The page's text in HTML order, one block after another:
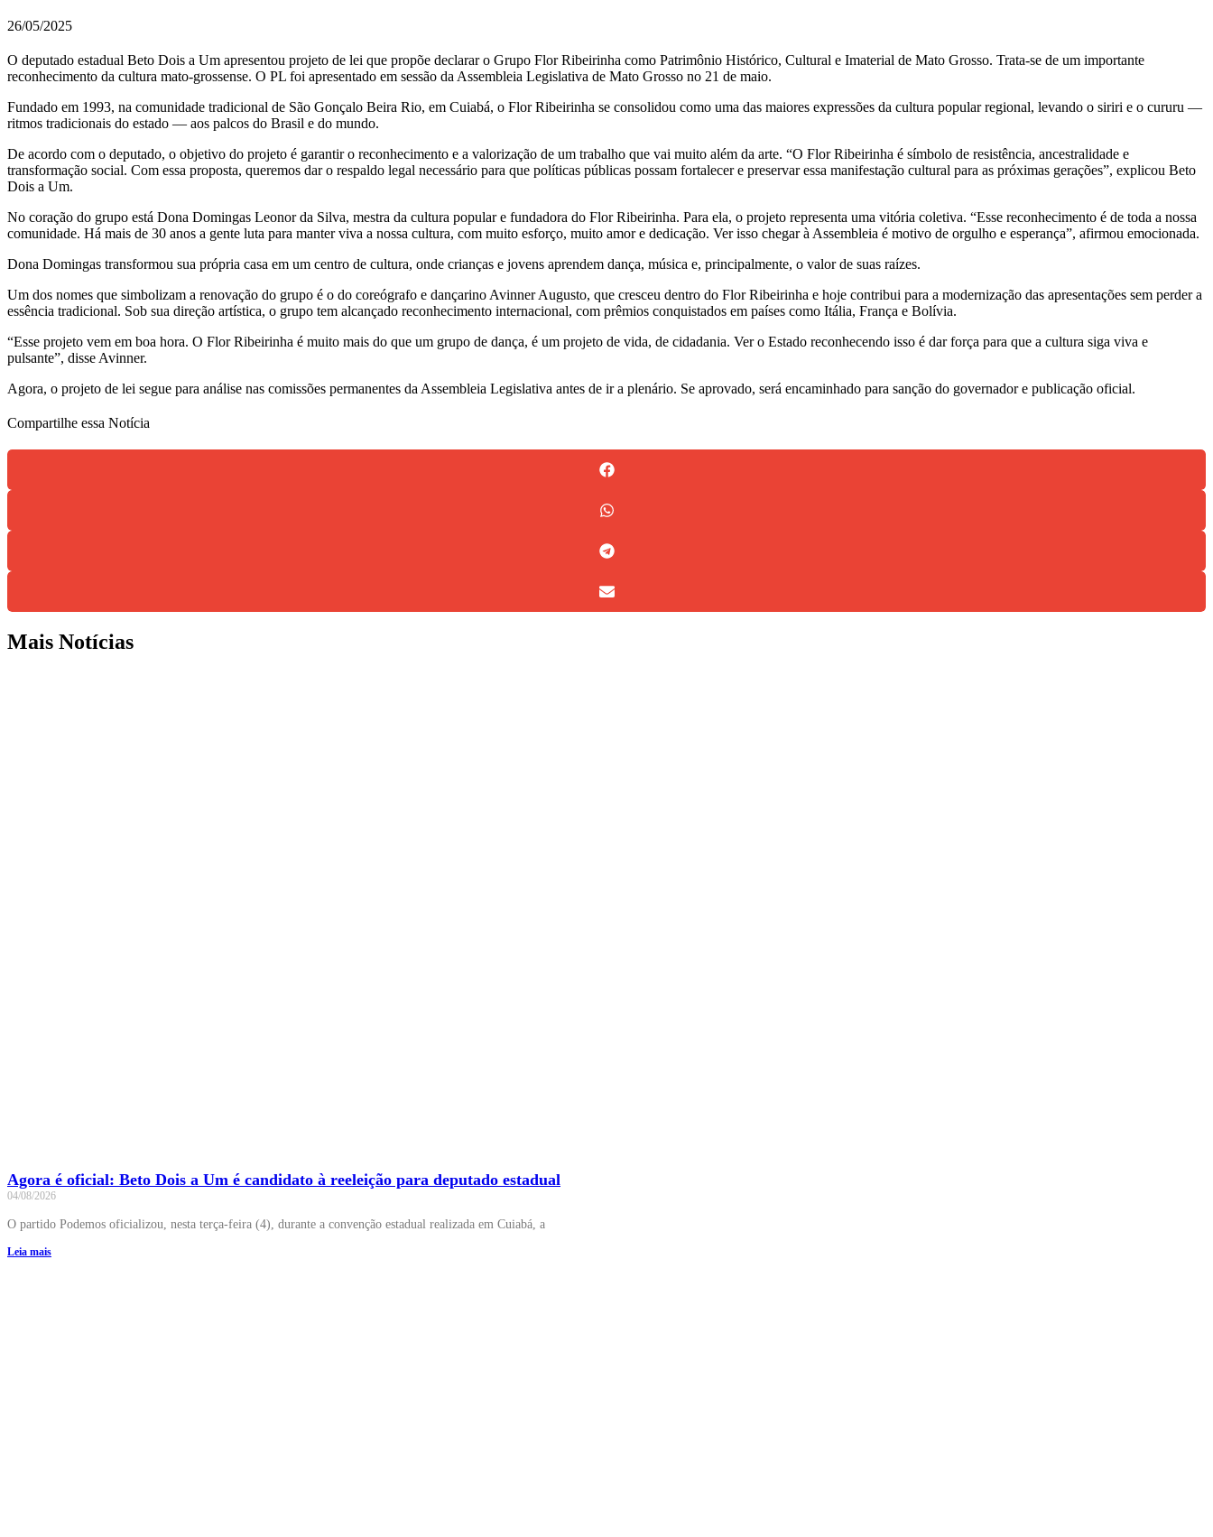
26/05/2025
O deputado estadual Beto Dois a Um apresentou projeto de lei que propõe declarar o Grupo Flor Ribeirinha como Patrimônio Histórico, Cultural e Imaterial de Mato Grosso. Trata-se de um importante
reconhecimento da cultura mato-grossense. O PL foi apresentado em sessão da Assembleia Legislativa de Mato Grosso no 21 de maio.
Fundado em 1993, na comunidade tradicional de São Gonçalo Beira Rio, em Cuiabá, o Flor Ribeirinha se consolidou como uma das maiores expressões da cultura popular regional, levando o siriri e o cururu —
ritmos tradicionais do estado — aos palcos do Brasil e do mundo.
De acordo com o deputado, o objetivo do projeto é garantir o reconhecimento e a valorização de um trabalho que vai muito além da arte. “O Flor Ribeirinha é símbolo de resistência, ancestralidade e
transformação social. Com essa proposta, queremos dar o respaldo legal necessário para que políticas públicas possam fortalecer e preservar essa manifestação cultural para as próximas gerações”, explicou Beto
Dois a Um.
No coração do grupo está Dona Domingas Leonor da Silva, mestra da cultura popular e fundadora do Flor Ribeirinha. Para ela, o projeto representa uma vitória coletiva. “Esse reconhecimento é de toda a nossa
comunidade. Há mais de 30 anos a gente luta para manter viva a nossa cultura, com muito esforço, muito amor e dedicação. Ver isso chegar à Assembleia é motivo de orgulho e esperança”, afirmou emocionada.
Dona Domingas transformou sua própria casa em um centro de cultura, onde crianças e jovens aprendem dança, música e, principalmente, o valor de suas raízes.
Um dos nomes que simbolizam a renovação do grupo é o do coreógrafo e dançarino Avinner Augusto, que cresceu dentro do Flor Ribeirinha e hoje contribui para a modernização das apresentações sem perder a
essência tradicional. Sob sua direção artística, o grupo tem alcançado reconhecimento internacional, com prêmios conquistados em países como Itália, França e Bolívia.
“Esse projeto vem em boa hora. O Flor Ribeirinha é muito mais do que um grupo de dança, é um projeto de vida, de cidadania. Ver o Estado reconhecendo isso é dar força para que a cultura siga viva e
pulsante”, disse Avinner.
Agora, o projeto de lei segue para análise nas comissões permanentes da Assembleia Legislativa antes de ir a plenário. Se aprovado, será encaminhado para sanção do governador e publicação oficial.
Compartilhe essa Notícia
Mais Notícias
Agora é oficial: Beto Dois a Um é candidato à reeleição para deputado estadual
04/08/2026
O partido Podemos oficializou, nesta terça-feira (4), durante a convenção estadual realizada em Cuiabá, a
Leia mais